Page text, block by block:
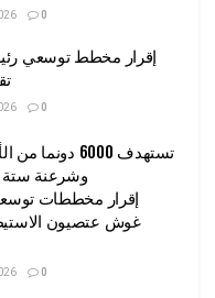
0
إقرار مخطط توسعي
0
تستهدف 6000
وشرعنة
إقرار مخططات
غوش عتصيون
0